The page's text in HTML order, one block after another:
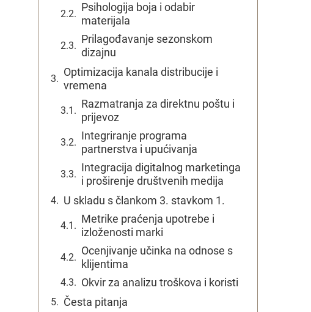
Psihologija boja i odabir
materijala
Prilagođavanje sezonskom
dizajnu
Optimizacija kanala distribucije i
vremena
Razmatranja za direktnu poštu i
prijevoz
Integriranje programa
partnerstva i upućivanja
Integracija digitalnog marketinga
i proširenje društvenih medija
U skladu s člankom 3. stavkom 1.
Metrike praćenja upotrebe i
izloženosti marki
Ocenjivanje učinka na odnose s
klijentima
Okvir za analizu troškova i koristi
Česta pitanja